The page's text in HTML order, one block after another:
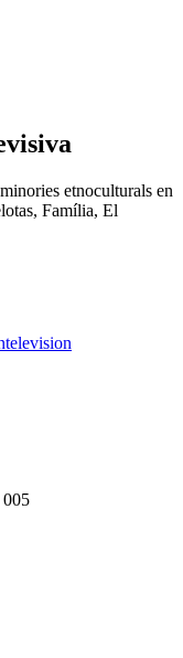
etnoculturals en
Família, El
television